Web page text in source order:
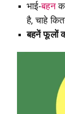
भाई-बहन
है, चाहे
बहनें फूलों